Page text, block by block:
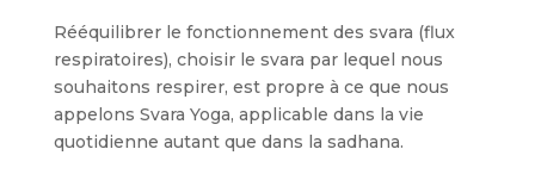
Rééquilibrer le fonctionnement des svara (flux
respiratoires), choisir le svara par lequel nous
souhaitons respirer, est propre à ce que nous
appelons Svara Yoga, applicable dans la vie
quotidienne autant que dans la sadhana.